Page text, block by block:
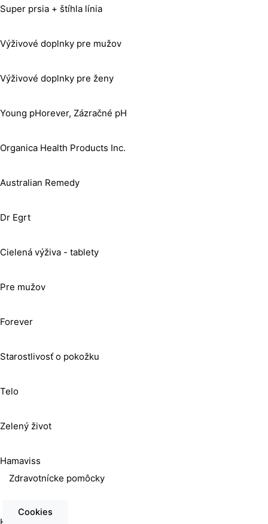
Super prsia + štíhla línia
Výživové doplnky pre mužov
Výživové doplnky pre ženy
Young pHorever, Zázračné pH
Organica Health Products Inc.
Australian Remedy
Dr Egrt
Cielená výživa - tablety
Pre mužov
Forever
Starostlivosť o pokožku
Telo
Zelený život
Hamaviss
Zdravotnícke pomôcky
Cookies